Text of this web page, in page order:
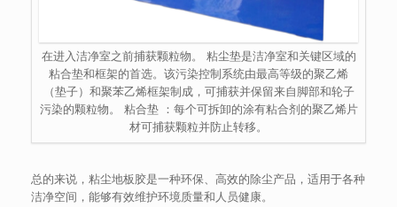
在进入洁净室之前捕获颗粒物。 粘尘垫是洁净室和关键区域的
粘合垫和框架的首选。该污染控制系统由最高等级的聚乙烯
（垫子）和聚苯乙烯框架制成，可捕获并保留来自脚部和轮子
污染的颗粒物。 粘合垫 ：每个可拆卸的涂有粘合剂的聚乙烯片
材可捕获颗粒并防止转移。
总的来说，粘尘地板胶是一种环保、高效的除尘产品，适用于各种
洁净空间，能够有效维护环境质量和人员健康。